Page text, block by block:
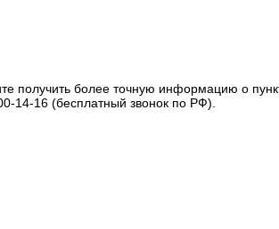
получить более точную информацию о
14-16 (бесплатный звонок по РФ).